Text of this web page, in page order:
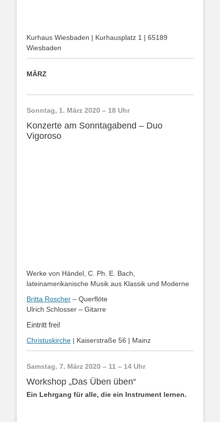
Kurhaus Wiesbaden | Kurhausplatz 1 | 65189
Wiesbaden
MÄRZ
Sonntag, 1. März 2020 – 18 Uhr
Konzerte am Sonntagabend – Duo
Vigoroso
Werke von Händel, C. Ph. E. Bach,
lateinamerikanische Musik aus Klassik und Moderne
Britta Roscher – Querflöte
Ulrich Schlosser – Gitarre
Eintritt frei!
Christuskirche | Kaiserstraße 56 | Mainz
Samstag. 7. März 2020 – 11 – 14 Uhr
Workshop „Das Üben üben“
Ein Lehrgang für alle, die ein Instrument lernen.